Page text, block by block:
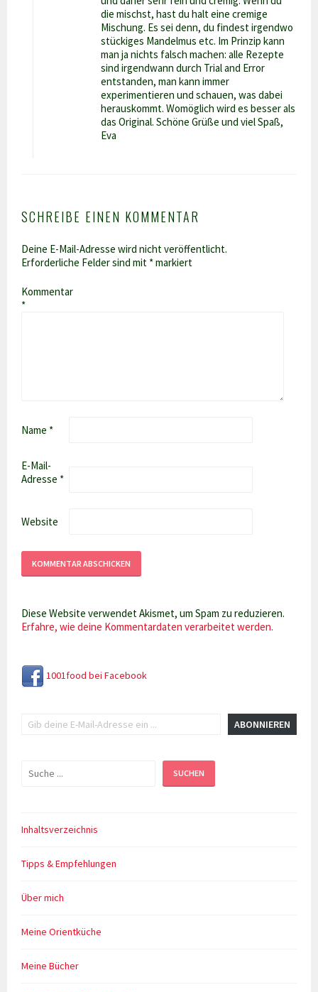
die mischst, hast du halt eine cremige
Mischung. Es sei denn, du findest irgendwo
stückiges Mandelmus etc. Im Prinzip kann
man ja nichts falsch machen: alle Rezepte
sind irgendwann durch Trial and Error
entstanden, man kann immer
experimentieren und schauen, was dabei
herauskommt. Womöglich wird es besser als
das Original. Schöne Grüße und viel Spaß,
Eva
SCHREIBE EINEN KOMMENTAR
Deine E-Mail-Adresse wird nicht veröffentlicht.
Erforderliche Felder sind mit *markiert
Kommentar
*
Name *
E-Mail-
Adresse *
Website
Diese Website verwendet Akismet, um Spam zu reduzieren.
Erfahre, wie deine Kommentardaten verarbeitet werden.
1001food bei Facebook
ABONNIEREN
Suchen SUCHEN
Inhaltsverzeichnis
Tipps & Empfehlungen
Über mich
Meine Orientküche
Meine Bücher